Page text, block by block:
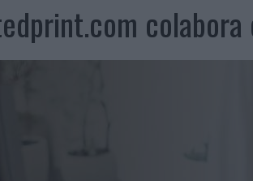
|
LUIS ARQUILLOS (BURGO DE ARIAS): “LA
‘LA ÚNICA CERVEZA DEL MUNDO QUE SE DISFRUTA
‘EL FÚTBOL SIN LAS PERSONAS’, DE DENTSU CREATIVE
CAPAZ, LA CERVEZA QUE CONVIERTE CADA BOTELLA
colabora